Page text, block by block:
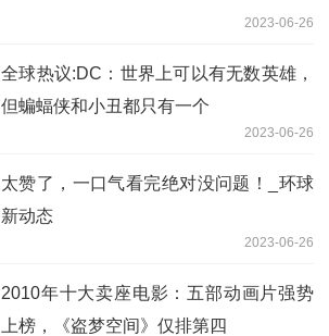
2023-06-26
全球热议:DC：世界上可以有无数英雄，
但蝙蝠侠和小丑都只有一个
2023-06-26
太赞了，一口气看完绝对没问题！_环球
新动态
2023-06-26
2010年十大卖座电影：五部动画片强势
上榜，《盗梦空间》仅排第四